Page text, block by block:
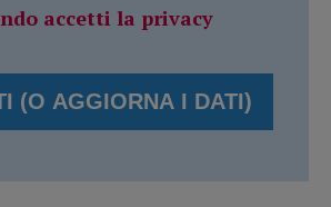
accetti la privacy